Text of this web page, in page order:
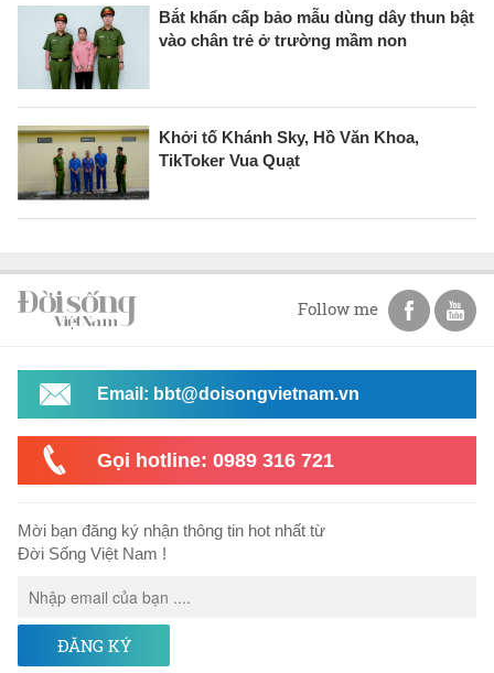
Bắt khẩn cấp bảo mẫu dùng dây thun bật
vào chân trẻ ở trường mầm non
Khởi tố Khánh Sky, Hồ Văn Khoa,
TikToker Vua Quạt
Follow me
Email: bbt@doisongvietnam.vn
Gọi hotline: 0989 316 721
Mời bạn đăng ký nhận thông tin hot nhất từ
Đời Sống Việt Nam !
ĐĂNG KÝ